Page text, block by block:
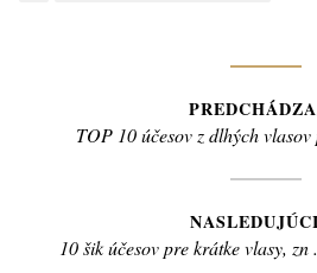
Previous
TOP 10 účesov z dlhých
NASLEDUJÚCI
Next
10 šik účesov pre krátke vlasy,